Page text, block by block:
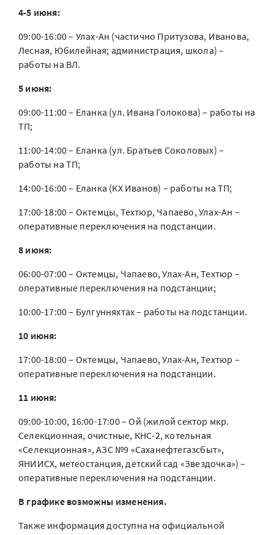
4-5 июня:
09:00-16:00 – Улах-Ан (частично Притузова, Иванова,
Лесная, Юбилейная; администрация, школа) –
работы на ВЛ.
5 июня:
09:00-11:00 – Еланка (ул. Ивана Голокова) – работы на
ТП;
11:00-14:00 – Еланка (ул. Братьев Соколовых) –
работы на ТП;
14:00-16:00 – Еланка (КХ Иванов) – работы на ТП;
17:00-18:00 – Октемцы, Техтюр, Чапаево, Улах-Ан –
оперативные переключения на подстанции.
8 июня:
06:00-07:00 – Октемцы, Чапаево, Улах-Ан, Техтюр –
оперативные переключения на подстанции;
10:00-17:00 – Булгунняхтах – работы на подстанции.
10 июня:
17:00-18:00 – Октемцы, Чапаево, Улах-Ан, Техтюр –
оперативные переключения на подстанции.
11 июня:
09:00-10:00, 16:00-17:00 – Ой (жилой сектор мкр.
Селекционная, очистные, КНС-2, котельная
«Селекционная», АЗС №9 «Саханефтегазсбыт»,
ЯНИИСХ, метеостанция, детский сад «Звездочка») –
оперативные переключения на подстанции.
В графике возможны изменения.
Также информация доступна на официальной